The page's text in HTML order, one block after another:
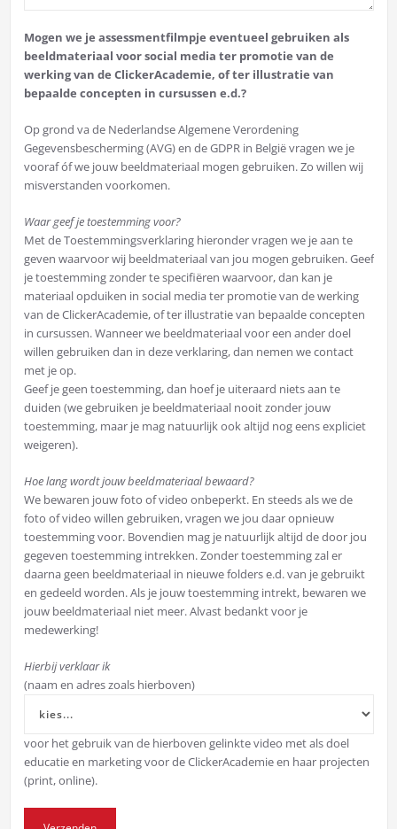
Mogen we je assessmentfilmpje eventueel gebruiken als
beeldmateriaal voor social media ter promotie van de
werking van de ClickerAcademie, of ter illustratie van
bepaalde concepten in cursussen e.d.?
Op grond va de Nederlandse Algemene Verordening
Gegevensbescherming (AVG) en de GDPR in België vragen we je
vooraf óf we jouw beeldmateriaal mogen gebruiken. Zo willen wij
misverstanden voorkomen.
Waar geef je toestemming voor?
Met de Toestemmingsverklaring hieronder vragen we je aan te
geven waarvoor wij beeldmateriaal van jou mogen gebruiken. Geef
je toestemming zonder te specifiëren waarvoor, dan kan je
materiaal opduiken in social media ter promotie van de werking
van de ClickerAcademie, of ter illustratie van bepaalde concepten
in cursussen. Wanneer we beeldmateriaal voor een ander doel
willen gebruiken dan in deze verklaring, dan nemen we contact
met je op.
Geef je geen toestemming, dan hoef je uiteraard niets aan te
duiden (we gebruiken je beeldmateriaal nooit zonder jouw
toestemming, maar je mag natuurlijk ook altijd nog eens expliciet
weigeren).
Hoe lang wordt jouw beeldmateriaal bewaard?
We bewaren jouw foto of video onbeperkt. En steeds als we de
foto of video willen gebruiken, vragen we jou daar opnieuw
toestemming voor. Bovendien mag je natuurlijk altijd de door jou
gegeven toestemming intrekken. Zonder toestemming zal er
daarna geen beeldmateriaal in nieuwe folders e.d. van je gebruikt
en gedeeld worden. Als je jouw toestemming intrekt, bewaren we
jouw beeldmateriaal niet meer. Alvast bedankt voor je
medewerking!
Hierbij verklaar ik
(naam en adres zoals hierboven)
voor het gebruik van de hierboven gelinkte video met als doel
educatie en marketing voor de ClickerAcademie en haar projecten
(print, online).